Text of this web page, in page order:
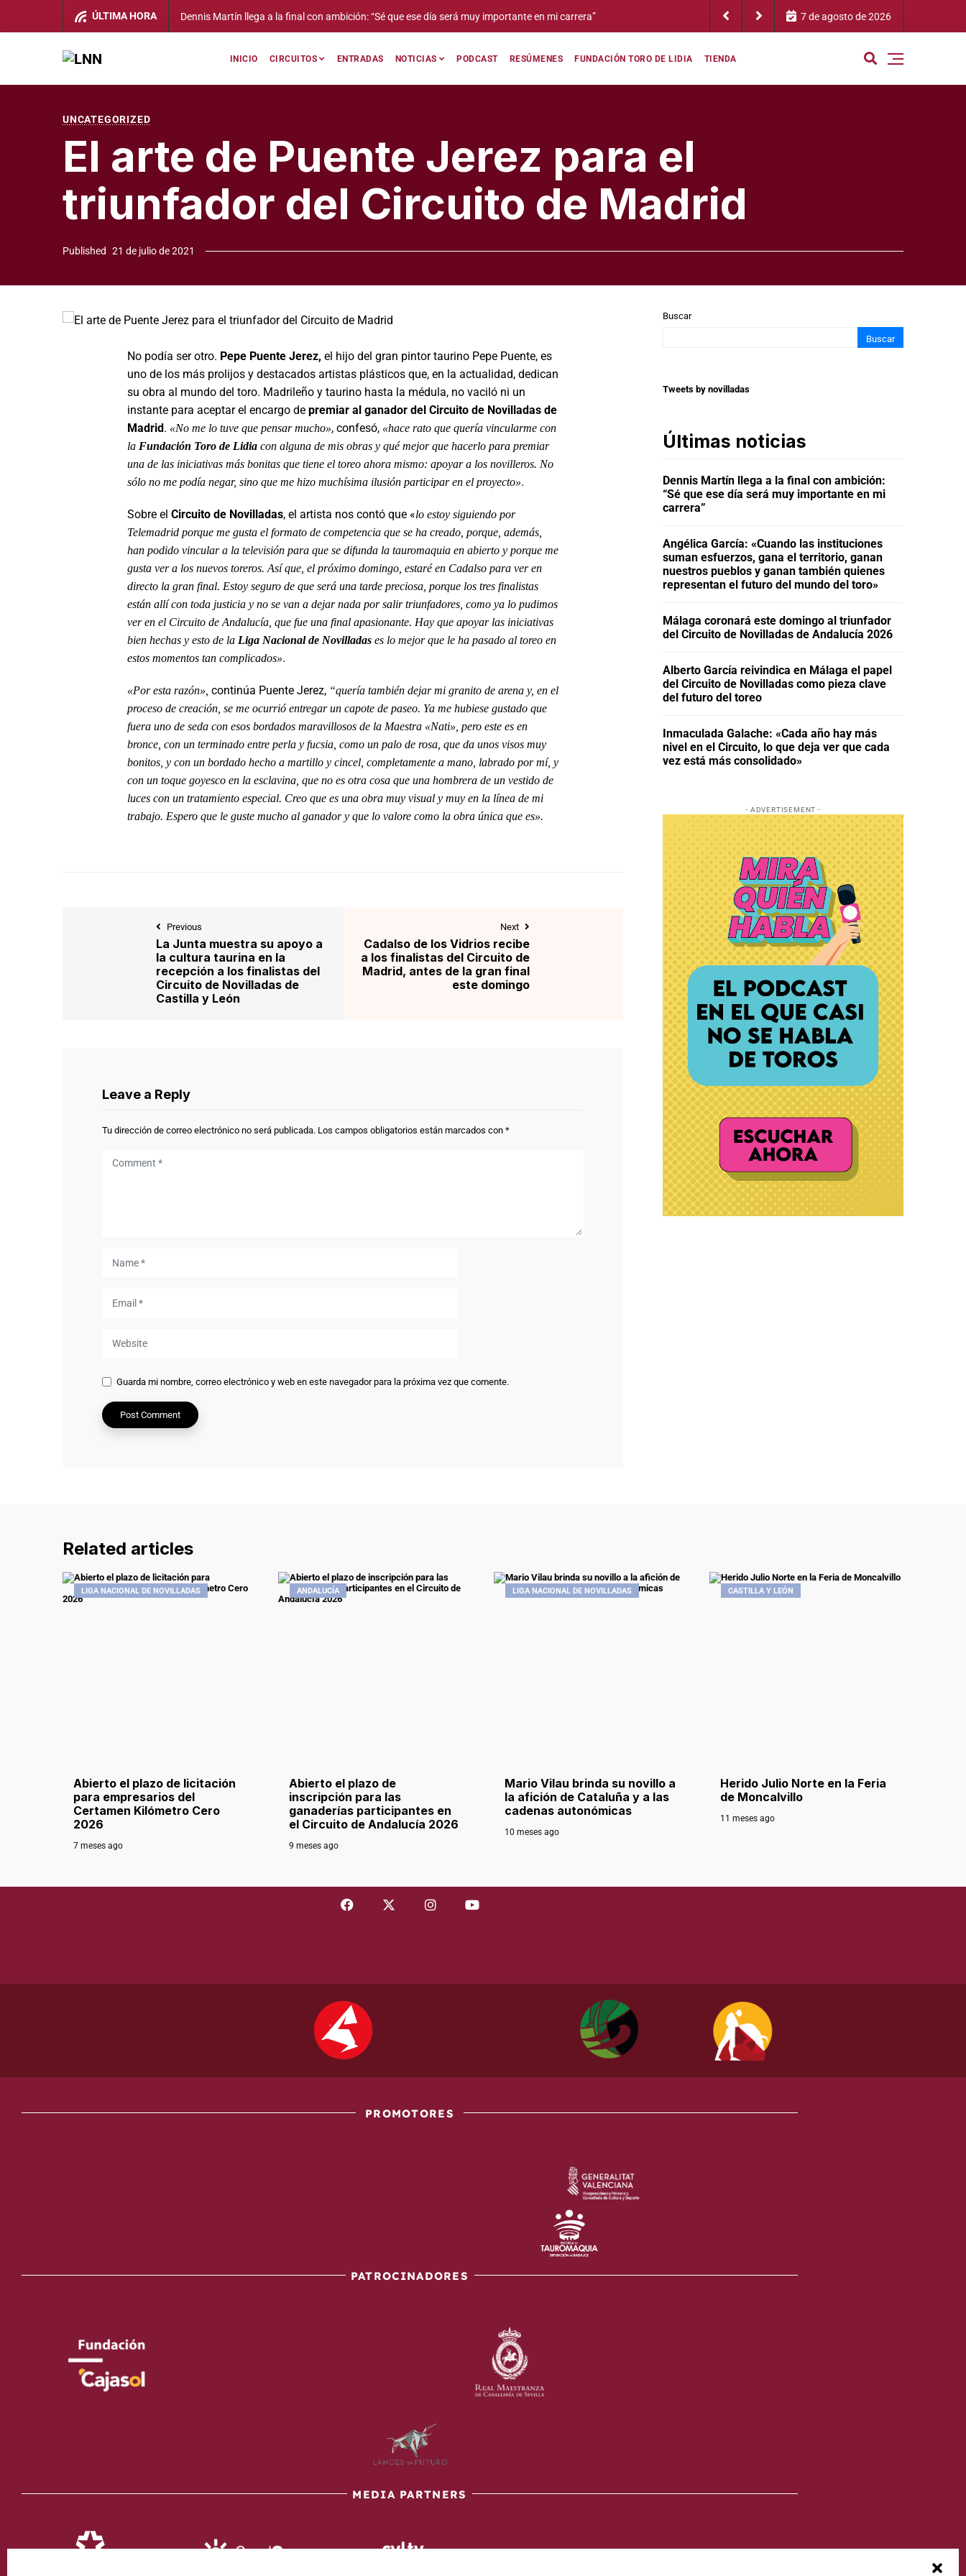
ÚLTIMA HORA
con ambición: “Sé que ese día será muy importante en mi carrera”
Angélica García: «Cuando las instituciones suman esfuerzos, gana el territorio, ganan nuestros pueblos y ganan
también quienes representan el futuro del mundo del toro»
7 de agosto de 2026
INICIO CIRCUITOS ENTRADAS NOTICIAS PODCAST RESÚMENES FUNDACIÓN TORO DE LIDIA TIENDA
UNCATEGORIZED
El arte de Puente Jerez para el
triunfador del Circuito de Madrid
Published 21 de julio de 2021
No podía ser otro. Pepe Puente Jerez, el hijo del gran pintor taurino Pepe Puente, es
uno de los más prolijos y destacados artistas plásticos que, en la actualidad, dedican
su obra al mundo del toro. Madrileño y taurino hasta la médula, no vaciló ni un
instante para aceptar el encargo de premiar al ganador del Circuito de Novilladas de
Madrid . «No me lo tuve que pensar mucho», confesó, «hace rato que quería vincularme con
la Fundación Toro de Lidia con alguna de mis obras y qué mejor que hacerlo para premiar
una de las iniciativas más bonitas que tiene el toreo ahora mismo: apoyar a los novilleros. No
sólo no me podía negar, sino que me hizo muchísima ilusión participar en el proyecto».
Sobre el Circuito de Novilladas, el artista nos contó que «lo estoy siguiendo por
Telemadrid porque me gusta el formato de competencia que se ha creado, porque, además,
han podido vincular a la televisión para que se difunda la tauromaquia en abierto y porque me
gusta ver a los nuevos toreros. Así que, el próximo domingo, estaré en Cadalso para ver en
directo la gran final. Estoy seguro de que será una tarde preciosa, porque los tres finalistas
están allí con toda justicia y no se van a dejar nada por salir triunfadores, como ya lo pudimos
ver en el Circuito de Andalucía, que fue una final apasionante. Hay que apoyar las iniciativas
bien hechas y esto de la Liga Nacional de Novilladas es lo mejor que le ha pasado al toreo en
estos momentos tan complicados».
«Por esta razón», continúa Puente Jerez, “quería también dejar mi granito de arena y, en el
proceso de creación, se me ocurrió entregar un capote de paseo. Ya me hubiese gustado que
fuera uno de seda con esos bordados maravillosos de la Maestra «Nati», pero este es en
bronce, con un terminado entre perla y fucsia, como un palo de rosa, que da unos visos muy
bonitos, y con un bordado hecho a martillo y cincel, completamente a mano, labrado por mí, y
con un toque goyesco en la esclavina, que no es otra cosa que una hombrera de un vestido de
luces con un tratamiento especial. Creo que es una obra muy visual y muy en la línea de mi
trabajo. Espero que le guste mucho al ganador y que lo valore como la obra única que es».
Previous
La Junta muestra su apoyo a
la cultura taurina en la
recepción a los finalistas del
Circuito de Novilladas de
Castilla y León
Next
Cadalso de los Vidrios recibe
a los finalistas del Circuito de
Madrid, antes de la gran final
este domingo
Leave a Reply
Tu dirección de correo electrónico no será publicada. Los campos obligatorios están marcados con *
Guarda mi nombre, correo electrónico y web en este navegador para la próxima vez que comente.
Buscar
Buscar
Tweets by novilladas
Últimas noticias
Dennis Martín llega a la final con ambición:
“Sé que ese día será muy importante en mi
carrera”
Angélica García: «Cuando las instituciones
suman esfuerzos, gana el territorio, ganan
nuestros pueblos y ganan también quienes
representan el futuro del mundo del toro»
Málaga coronará este domingo al triunfador
del Circuito de Novilladas de Andalucía 2026
Alberto García reivindica en Málaga el papel
del Circuito de Novilladas como pieza clave
del futuro del toreo
Inmaculada Galache: «Cada año hay más
nivel en el Circuito, lo que deja ver que cada
vez está más consolidado»
- ADVERTISEMENT -
Related articles
LIGA NACIONAL DE NOVILLADAS
Abierto el plazo de licitación
para empresarios del
Certamen Kilómetro Cero
2026
7 meses ago
ANDALUCÍA
Abierto el plazo de
inscripción para las
ganaderías participantes en
el Circuito de Andalucía 2026
9 meses ago
LIGA NACIONAL DE NOVILLADAS
Mario Vilau brinda su novillo a
la afición de Cataluña y a las
cadenas autonómicas
10 meses ago
CASTILLA Y LEÓN
Herido Julio Norte en la Feria
de Moncalvillo
11 meses ago
PROMOTORES
PATROCINADORES
MEDIA PARTNERS